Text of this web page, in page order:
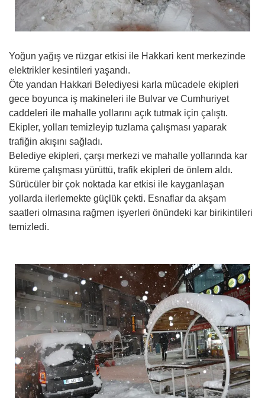
Yoğun yağış ve rüzgar etkisi ile Hakkari kent merkezinde
elektrikler kesintileri yaşandı.
Öte yandan Hakkari Belediyesi karla mücadele ekipleri
gece boyunca iş makineleri ile Bulvar ve Cumhuriyet
caddeleri ile mahalle yollarını açık tutmak için çalıştı.
Ekipler, yolları temizleyip tuzlama çalışması yaparak
trafiğin akışını sağladı.
Belediye ekipleri, çarşı merkezi ve mahalle yollarında kar
küreme çalışması yürüttü, trafik ekipleri de önlem aldı.
Sürücüler bir çok noktada kar etkisi ile kayganlaşan
yollarda ilerlemekte güçlük çekti. Esnaflar da akşam
saatleri olmasına rağmen işyerleri önündeki kar birikintileri
temizledi.